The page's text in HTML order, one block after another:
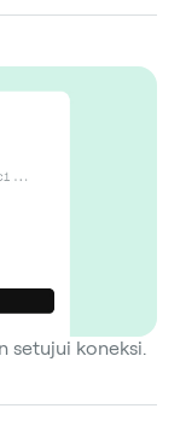
setujui koneksi.